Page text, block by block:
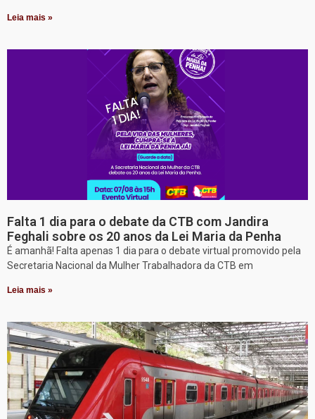
Leia mais »
Falta 1 dia para o debate da CTB com Jandira
Feghali sobre os 20 anos da Lei Maria da Penha
É amanhã! Falta apenas 1 dia para o debate virtual promovido pela
Secretaria Nacional da Mulher Trabalhadora da CTB em
Leia mais »